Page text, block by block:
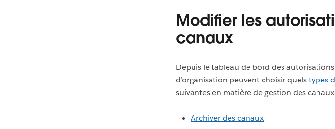
Modifier les
canaux
Depuis le tableau de bord des
d’organisation peuvent choisir quelstypes
suivantes en matière de gestion des canaux
Archiver des canaux